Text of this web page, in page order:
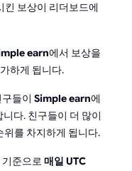
킨 보상이 리더보드에
earn에서 보상을
하게 됩니다.
들이 Simple earn에
다. 친구들이 더 많이
위를 차지하게 됩니다.
준으로 매일 UTC